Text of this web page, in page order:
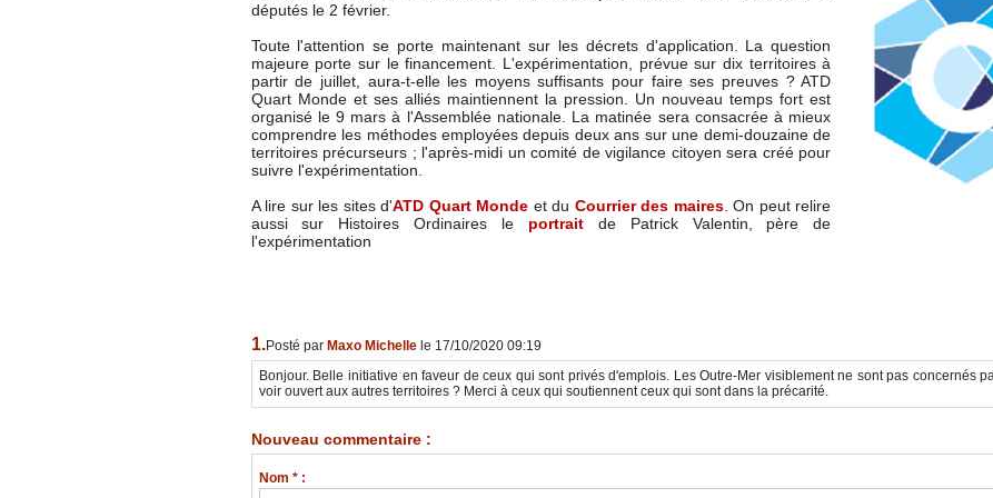
députés le 2 février.
Toute l'attention se porte maintenant sur les décrets d'application. La question
majeure porte sur le financement. L'expérimentation, prévue sur dix territoires à
partir de juillet, aura-t-elle les moyens suffisants pour faire ses preuves ? ATD
Quart Monde et ses alliés maintiennent la pression. Un nouveau temps fort est
organisé le 9 mars à l'Assemblée nationale. La matinée sera consacrée à mieux
comprendre les méthodes employées depuis deux ans sur une demi-douzaine de
territoires précurseurs ; l'après-midi un comité de vigilance citoyen sera créé pour
suivre l'expérimentation.
A lire sur les sites d'ATD Quart Monde et du Courrier des maires. On peut relire
aussi sur Histoires Ordinaires le portraitde Patrick Valentin, père de
l'expérimentation
1.Posté par Maxo Michelle le 17/10/2020 09:19
Bonjour. Belle initiative en faveur de ceux qui sont privés d'emplois. Les Outre-Mer visiblement ne sont pas concernés
voir ouvert aux autres territoires ? Merci à ceux qui soutiennent ceux qui sont dans la précarité.
Nouveau commentaire :
Nom * :